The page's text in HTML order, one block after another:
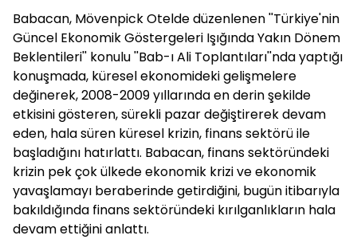
Babacan, Mövenpick Otelde düzenlenen ''Türkiye'nin
Güncel Ekonomik Göstergeleri Işığında Yakın Dönem
Beklentileri'' konulu ''Bab-ı Ali Toplantıları''nda yaptığı
konuşmada, küresel ekonomideki gelişmelere
değinerek, 2008-2009 yıllarında en derin şekilde
etkisini gösteren, sürekli pazar değiştirerek devam
eden, hala süren küresel krizin, finans sektörü ile
başladığını hatırlattı. Babacan, finans sektöründeki
krizin pek çok ülkede ekonomik krizi ve ekonomik
yavaşlamayı beraberinde getirdiğini, bugün itibarıyla
bakıldığında finans sektöründeki kırılganlıkların hala
devam ettiğini anlattı.